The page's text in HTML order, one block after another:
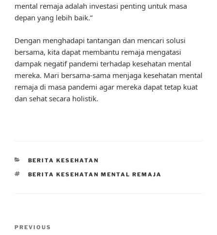
mental remaja adalah investasi penting untuk masa
depan yang lebih baik.”
Dengan menghadapi tantangan dan mencari solusi
bersama, kita dapat membantu remaja mengatasi
dampak negatif pandemi terhadap kesehatan mental
mereka. Mari bersama-sama menjaga kesehatan mental
remaja di masa pandemi agar mereka dapat tetap kuat
dan sehat secara holistik.
CATEGORIES
BERITA KESEHATAN
TAGS
BERITA KESEHATAN MENTAL REMAJA
Previous
PREVIOUS